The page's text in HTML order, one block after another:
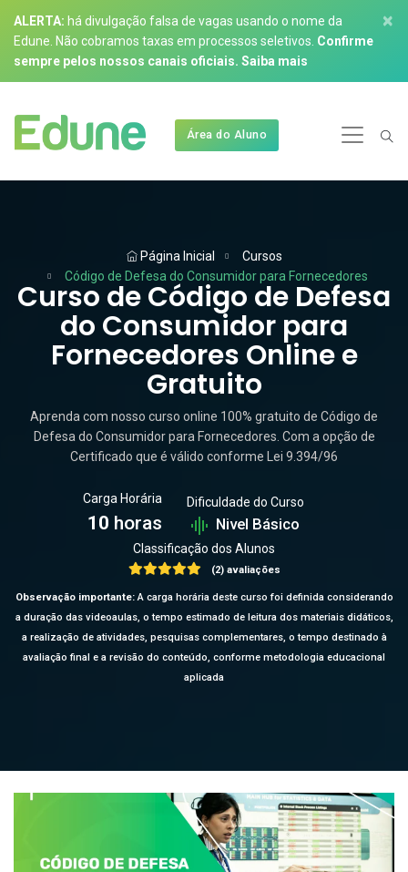
ALERTA: há divulgação falsa de vagas usando o nome da
Edune. Não cobramos taxas em processos seletivos. Confirme
sempre pelos nossos canais oficiais. Saiba mais
×
Área do Aluno
Página Inicial
Cursos
Código de Defesa do Consumidor para Fornecedores
Curso de Código de Defesa
do Consumidor para
Fornecedores Online e
Gratuito
Aprenda com nosso curso online 100% gratuito de Código de
Defesa do Consumidor para Fornecedores. Com a opção de
Certificado que é válido conforme Lei 9.394/96
Carga Horária
10 horas
Dificuldade do Curso
Nivel Básico
Classificação dos Alunos
(2) avaliações
Observação importante:A carga horária deste curso foi definida considerando
a duração das videoaulas, o tempo estimado de leitura dos materiais didáticos,
a realização de atividades, pesquisas complementares, o tempo destinado à
avaliação final e a revisão do conteúdo, conforme metodologia educacional
aplicada